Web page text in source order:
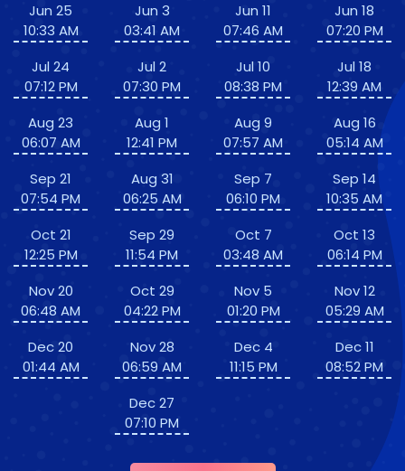
Jun 25
10:33 AM
Jul 24
07:12 PM
Aug 23
06:07 AM
Sep 21
07:54 PM
Oct 21
12:25 PM
Nov 20
06:48 AM
Dec 20
01:44 AM
Jun 3
03:41 AM
Jul 2
07:30 PM
Aug 1
12:41 PM
Aug 31
06:25 AM
Sep 29
11:54 PM
Oct 29
04:22 PM
Nov 28
06:59 AM
Dec 27
07:10 PM
Jun 11
07:46 AM
Jul 10
08:38 PM
Aug 9
07:57 AM
Sep 7
06:10 PM
Oct 7
03:48 AM
Nov 5
01:20 PM
Dec 4
11:15 PM
Jun 18
07:20 PM
Jul 18
12:39 AM
Aug 16
05:14 AM
Sep 14
10:35 AM
Oct 13
06:14 PM
Nov 12
05:29 AM
Dec 11
08:52 PM